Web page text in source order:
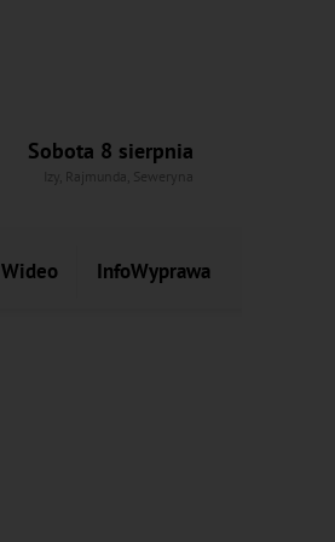
Sobota 8 sierpnia
Izy, Rajmunda, Seweryna
Wideo InfoWyprawa